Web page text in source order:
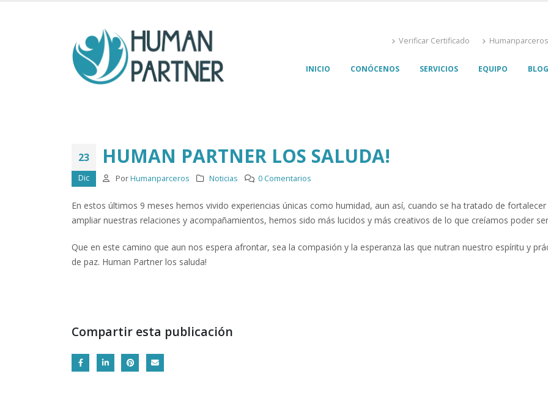
Verificar Certificado Humanparceros
INICIO CONÓCENOS SERVICIOS EQUIPO BLOG
23
Dic
HUMAN PARTNER LOS SALUDA!
Por Humanparceros Noticias 0 Comentarios
En estos últimos 9 meses hemos vivido experiencias únicas como humidad, aun así, cuando se ha tratado de fortalecer
ampliar nuestras relaciones y acompañamientos, hemos sido más lucidos y más creativos de lo que creíamos poder
Que en este camino que aun nos espera afrontar, sea la compasión y la esperanza las que nutran nuestro espíritu y
de paz. Human Partner los saluda!
Compartir esta publicación